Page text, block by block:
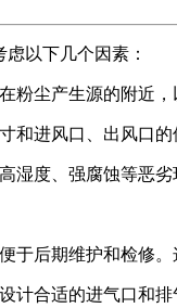
以下几个因素：
粉尘产生源的附近
和进风口、出风口
湿度、强腐蚀等恶
于后期维护和检修
计合适的进气口和